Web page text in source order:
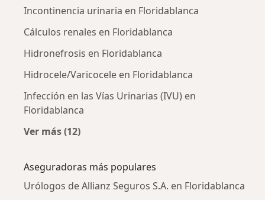
Incontinencia urinaria en Floridablanca
Cálculos renales en Floridablanca
Hidronefrosis en Floridablanca
Hidrocele/Varicocele en Floridablanca
Infección en las Vías Urinarias (IVU) en
Floridablanca
Ver más (12)
Aseguradoras más populares
Urólogos de Allianz Seguros S.A. en Floridablanca